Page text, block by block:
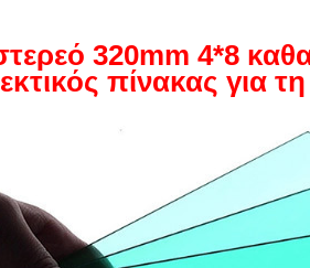
320mm 4*8
πίνακας για